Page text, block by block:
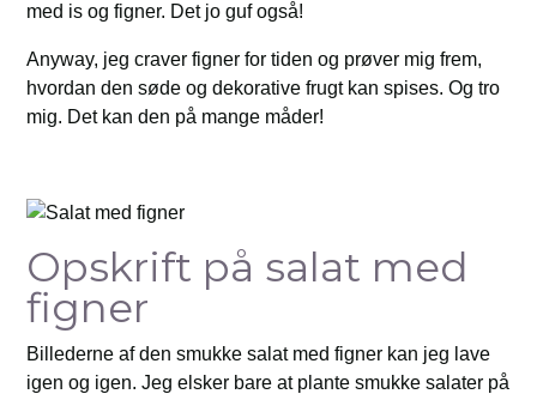
med is og figner. Det jo guf også!
Anyway, jeg craver figner for tiden og prøver mig frem,
hvordan den søde og dekorative frugt kan spises. Og tro
mig. Det kan den på mange måder!
Opskrift på salat med
figner
Billederne af den smukke salat med figner kan jeg lave
igen og igen. Jeg elsker bare at plante smukke salater på